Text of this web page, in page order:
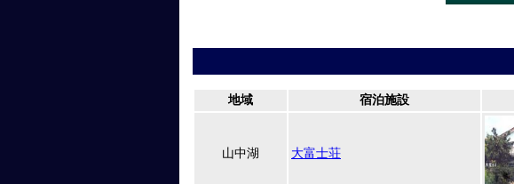
地域 宿泊施設
山中湖 大富士荘